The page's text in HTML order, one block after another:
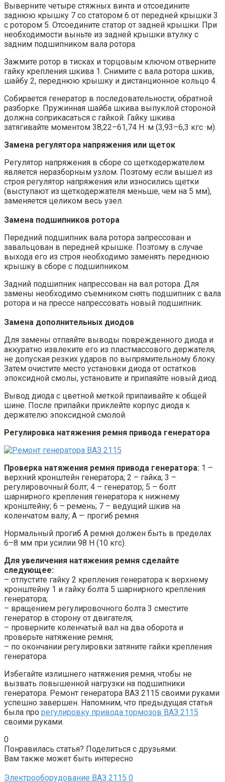
Выверните четыре стяжных винта и отсоедините
заднюю крышку 7 со статором 6 от передней крышки 3
с ротором 5. Отсоедините статор от задней крышки. При
необходимости выньте из задней крышки втулку с
задним подшипником вала ротора.
Зажмите ротор в тисках и торцовым ключом отверните
гайку крепления шкива 1. Снимите с вала ротора шкив,
шайбу 2, переднюю крышку и дистанционное кольцо 4.
Собирается генератор в последовательности, обратной
разборке. Пружинная шайба шкива выпуклой стороной
должна соприкасаться с гайкой. Гайку шкива
затягивайте моментом 38,22–61,74 Н ·м (3,93–6,3 кгс ·м).
Замена регулятора напряжения или щеток
Регулятор напряжения в сборе со щеткодержателем
является неразборным узлом. Поэтому если вышел из
строя регулятор напряжения или износились щетки
(выступают из щеткодержателя меньше, чем на 5 мм),
заменяется целиком весь узел.
Замена подшипников ротора
Передний подшипник вала ротора запрессован и
завальцован в передней крышке. Поэтому в случае
выхода его из строя необходимо заменять переднюю
крышку в сборе с подшипником.
Задний подшипник напрессован на вал ротора. Для
замены необходимо съемником снять подшипник с вала
ротора и на прессе напрессовать новый подшипник.
Замена дополнительных диодов
Для замены отпаяйте выводы поврежденного диода и
аккуратно извлеките его из пластмассового держателя,
не допуская резких ударов по выпрямительному блоку.
Затем очистите место установки диода от остатков
эпоксидной смолы, установите и припаяйте новый диод.
Вывод диода с цветной меткой припаивайте к общей
шине. После припайки приклейте корпус диода к
держателю эпоксидной смолой.
Регулировка натяжения ремня привода генератора
Проверка натяжения ремня привода генератора: 1 –
верхний кронштейн генератора; 2 – гайка; 3 –
регулировочный болт; 4 – генератор; 5 – болт
шарнирного крепления генератора к нижнему
кронштейну; 6 – ремень; 7 – ведущий шкив на
коленчатом валу; A — прогиб ремня
Нормальный прогиб А ремня должен быть в пределах
6–8 мм при усилии 98 Н (10 кгс).
Для увеличения натяжения ремня сделайте
следующее:
– отпустите гайку 2 крепления генератора к верхнему
кронштейну 1 и гайку болта 5 шарнирного крепления
генератора;
– вращением регулировочного болта 3 сместите
генератор в сторону от двигателя;
– проверните коленчатый вал на два оборота и
проверьте натяжение ремня;
– по окончании регулировки затяните гайки крепления
генератора.
Избегайте излишнего натяжения ремня, чтобы не
вызвать повышенной нагрузки на подшипники
генератора. Ремонт генератора ВАЗ 2115 своими руками
успешно завершен. Напомним, что предыдущая статья
была про регулировку привода тормозов ВАЗ 2115
своими руками.
0
Понравилась статья? Поделиться с друзьями:
Вам также может быть интересно
Электрооборудование ВАЗ 2115 0